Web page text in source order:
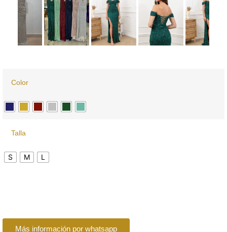
Color
Talla
S M L
Más información por whatsapp